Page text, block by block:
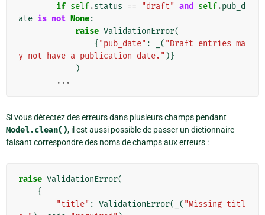
if self.status == "draft" and self.pub_d
ate is not None:
raise ValidationError(
{ "pub_date" : ( "Draft entries ma
y not have a publication date." )}
)
...
Si vous détectez des erreurs dans plusieurs champs pendant
Model.clean(), il est aussi possible de passer un dictionnaire
faisant correspondre des noms de champs aux erreurs :
raise ValidationError(
{
"title" : ValidationError( ( "Missing titl